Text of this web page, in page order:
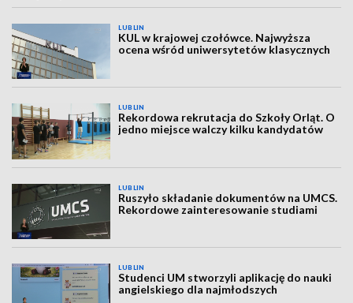
LUBLIN
KUL w krajowej czołówce. Najwyższa
ocena wśród uniwersytetów klasycznych
LUBLIN
Rekordowa rekrutacja do Szkoły Orląt. O
jedno miejsce walczy kilku kandydatów
LUBLIN
Ruszyło składanie dokumentów na UMCS.
Rekordowe zainteresowanie studiami
LUBLIN
Studenci UM stworzyli aplikację do nauki
angielskiego dla najmłodszych